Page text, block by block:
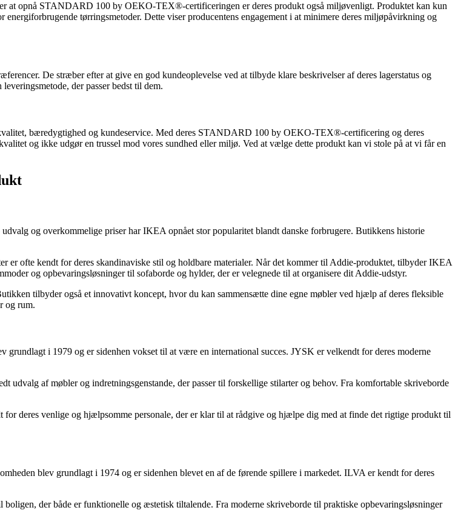
at opnå STANDARD 100 by OEKO-TEX®-certificeringen er deres produkt også miljøvenligt. Produktet kan kun
tørringsmetoder. Dette viser producentens engagement i at minimere deres miljøpåvirkning og
De stræber efter at give en god kundeoplevelse ved at tilbyde klare beskrivelser af deres lagerstatus og
der passer bedst til dem.
bæredygtighed og kundeservice. Med deres STANDARD 100 by OEKO-TEX®-certificering og deres
og ikke udgør en trussel mod vores sundhed eller miljø. Ved at vælge dette produkt kan vi stole på at vi får en
og overkommelige priser har IKEA opnået stor popularitet blandt danske forbrugere. Butikkens historie
ofte kendt for deres skandinaviske stil og holdbare materialer. Når det kommer til Addie-produktet, tilbyder IKEA
og opbevaringsløsninger til sofaborde og hylder, der er velegnede til at organisere dit Addie-udstyr.
tilbyder også et innovativt koncept, hvor du kan sammensætte dine egne møbler ved hjælp af deres fleksible
og rum.
i 1979 og er sidenhen vokset til at være en international succes. JYSK er velkendt for deres moderne
udvalg af møbler og indretningsgenstande, der passer til forskellige stilarter og behov. Fra komfortable skriveborde
deres venlige og hjælpsomme personale, der er klar til at rådgive og hjælpe dig med at finde det rigtige produkt til
blev grundlagt i 1974 og er sidenhen blevet en af de førende spillere i markedet. ILVA er kendt for deres
der både er funktionelle og æstetisk tiltalende. Fra moderne skriveborde til praktiske opbevaringsløsninger